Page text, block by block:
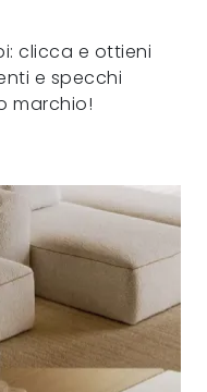
clicca e ottieni
e specchi
marchio!